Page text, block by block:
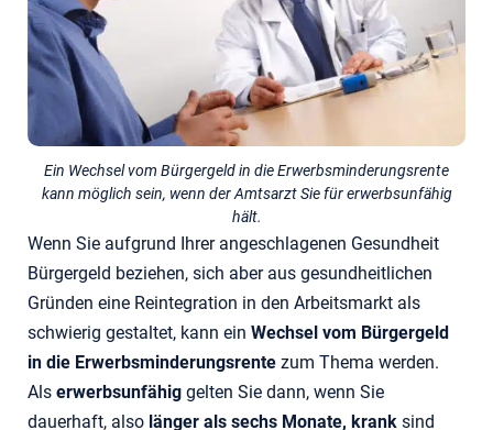
Ein Wechsel vom Bürgergeld in die Erwerbsminderungsrente
kann möglich sein, wenn der Amtsarzt Sie für erwerbsunfähig
hält.
Wenn Sie aufgrund Ihrer angeschlagenen Gesundheit
Bürgergeld beziehen, sich aber aus gesundheitlichen
Gründen eine Reintegration in den Arbeitsmarkt als
schwierig gestaltet, kann ein Wechsel vom Bürgergeld
in die Erwerbsminderungsrente zum Thema werden.
Als erwerbsunfähig gelten Sie dann, wenn Sie
dauerhaft, also länger als sechs Monate, krank sind